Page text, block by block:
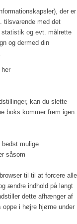
der er
tilsvarende med det
statistik og evt. målrette
og dermed din
kan du slette
boks kommer frem igen.
bedst mulige
såsom
til til at forcere alle
ændre indhold på langt
dette afhænger af
oppe i højre hjørne under